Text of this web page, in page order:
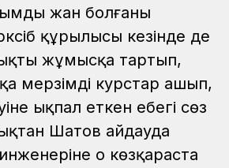
жан болғаны
құрылысы кезінде де
жұмысқа тартып,
мерзімді курстар ашып,
ықпал еткен еңбегі сөз
Шатов айдауда
оң көзқараста